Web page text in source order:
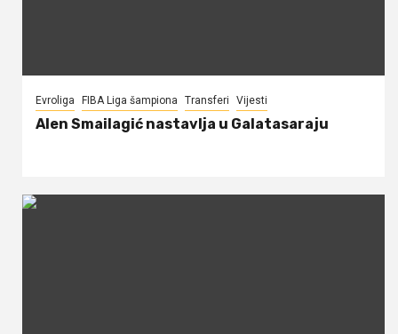
Evroliga FIBA Liga šampiona Transferi Vijesti
Alen Smailagić nastavlja u Galatasaraju